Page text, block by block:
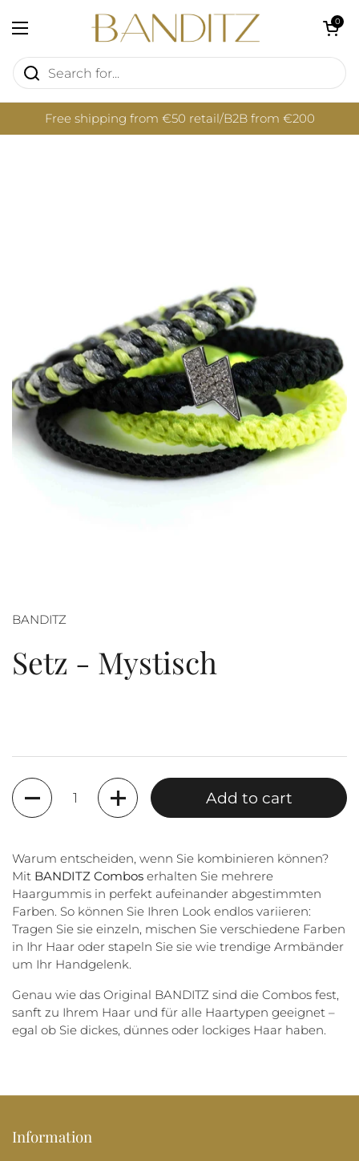
Open menu
Open cart
0
Free shipping from €50 retail/B2B from €200
BANDITZ
Setz - Mystisch
Quantity
Add to cart
Warum entscheiden, wenn Sie kombinieren können?
Mit BANDITZ Combos erhalten Sie mehrere
Haargummis in perfekt aufeinander abgestimmten
Farben. So können Sie Ihren Look endlos variieren:
Tragen Sie sie einzeln, mischen Sie verschiedene Farben
in Ihr Haar oder stapeln Sie sie wie trendige Armbänder
um Ihr Handgelenk.
Genau wie das Original BANDITZ sind die Combos fest,
sanft zu Ihrem Haar und für alle Haartypen geeignet –
egal ob Sie dickes, dünnes oder lockiges Haar haben.
Information